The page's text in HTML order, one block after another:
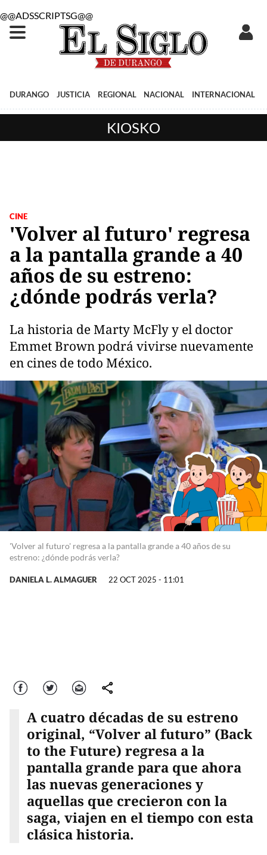
@@ADSSCRIPTSG@@
DURANGO JUSTICIA REGIONAL NACIONAL INTERNACIONAL
KIOSKO
CINE
'Volver al futuro' regresa
a la pantalla grande a 40
años de su estreno:
¿dónde podrás verla?
La historia de Marty McFly y el doctor
Emmet Brown podrá vivirse nuevamente
en cines de todo México.
'Volver al futuro' regresa a la pantalla grande a 40 años de su
estreno: ¿dónde podrás verla?
DANIELA L. ALMAGUER 22 OCT 2025 - 11:01
Facebook Twitter Correo comparte
A cuatro décadas de su estreno
original, “Volver al futuro” (Back
to the Future) regresa a la
pantalla grande para que ahora
las nuevas generaciones y
aquellas que crecieron con la
saga, viajen en el tiempo con esta
clásica historia.